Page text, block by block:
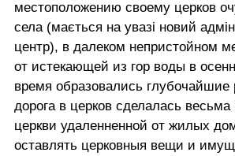
местоположению своему церков
села (мається на увазі новий
центр), в далеком непристойном
от истекающей из гор воды в
время образовались глубочайшие
дорога в церков сделалась
церкви удаленненной от жилых
оставлять церковныя вещи и